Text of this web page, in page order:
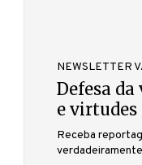
NEWSLETTER
Defesa
e virtudes
Receba